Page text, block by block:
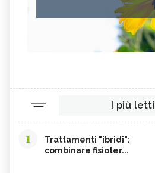
I più letti
1
Trattamenti "ibridi":
combinare fisioter...